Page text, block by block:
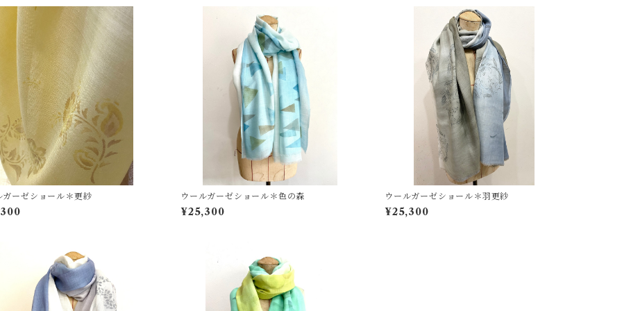
ガーゼショール＊更紗 ウールガーゼショール＊色の森
¥25,300
ウールガーゼショール＊羽更紗
¥25,300